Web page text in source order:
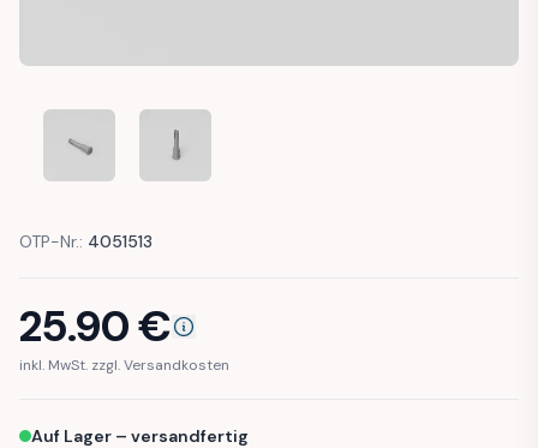
MERCEDES T1 DOOR CONTACT LIGHT SWITCH DOOR PUSH
MERCEDES T1 DOOR CONTACT LIGHT SWITCH
OTP-Nr.: 4051513
25.90€
inkl. MwSt. zzgl. Versandkosten
Auf Lager – versandfertig